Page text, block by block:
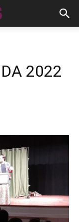
2022